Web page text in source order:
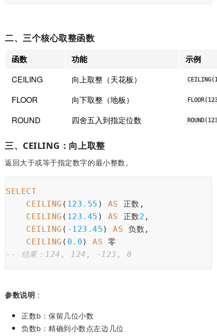
二、三个核心取整函数
函数 功能
示例
CEILING
向上取整（天花板）
FLOOR 向下取整（地板）
ROUND 四舍五入到指定位数
三、CEILING：向上取整
返回大于或等于指定数字的最小整数。
SELECT
CEILING ( 123.55 ) AS
正数,
CEILING ( 123.45 ) AS 正数2 ,
CEILING ( -123.45 ) AS 负数,
CEILING ( 0.0 ) AS 零
-- 结果：124, 124, -123, 0
参数说明 ：
正数b：保留几位小数
负数b：精确到小数点左边几位